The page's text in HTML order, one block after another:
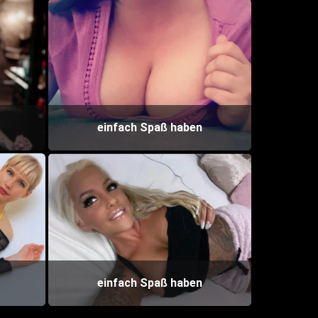
einfach Spaß haben
einfach Spaß haben